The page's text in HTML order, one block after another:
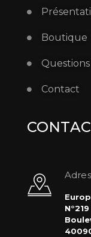
Boutique
Questions
Contact